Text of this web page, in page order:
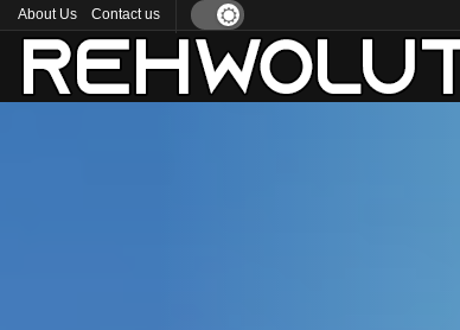
About Us Contact us